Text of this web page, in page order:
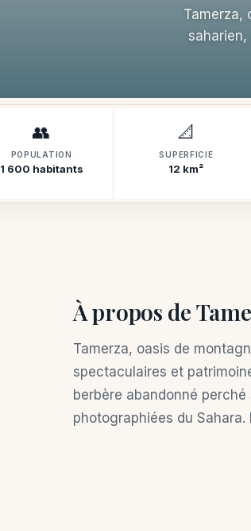
Tamerza,
👥
POPULATION
1 600 habitants
📐
SUPERFICIE
12 km²
À propos de
Tamerza, oasis de
spectaculaires et
berbère abandonné
photographiées du